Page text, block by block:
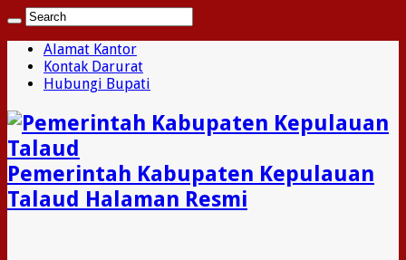
Alamat Kantor
Kontak Darurat
Hubungi Bupati
Pemerintah Kabupaten Kepulauan
Talaud Halaman Resmi